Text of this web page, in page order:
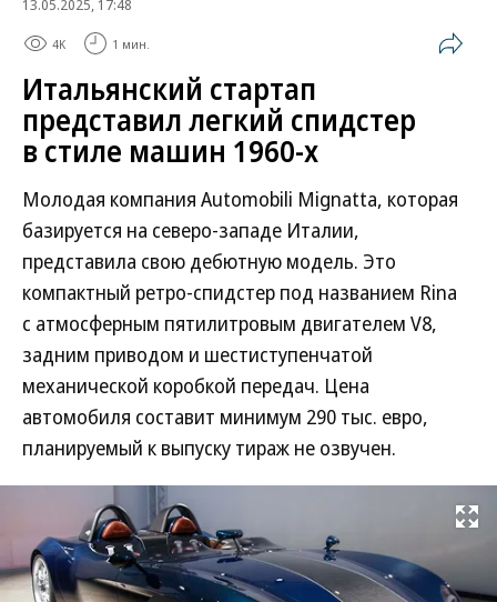
13.05.2025, 17:48
4K 1 мин.
Итальянский стартап
представил легкий спидстер
в стиле машин 1960-х
Молодая компания Automobili Mignatta, которая
базируется на северо-западе Италии,
представила свою дебютную модель. Это
компактный ретро-спидстер под названием Rina
с атмосферным пятилитровым двигателем V8,
задним приводом и шестиступенчатой
механической коробкой передач. Цена
автомобиля составит минимум 290 тыс. евро,
планируемый к выпуску тираж не озвучен.
Развернуть